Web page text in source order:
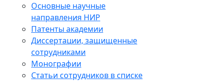
Основные научные
направления НИР
Патенты академии
Диссертации, защищенные
сотрудниками
Монографии
Статьи сотрудников в списке